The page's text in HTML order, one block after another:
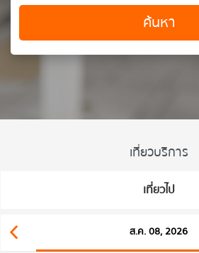
ค้นหา
เที่ยวบริการ
เที่ยวไป
ส.ค. 08, 2026